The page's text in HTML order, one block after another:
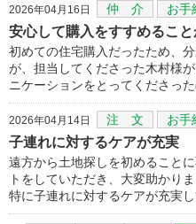
2026年04月16日 仲 介 お手
安心して購入をすすめるこ
初めての住宅購入だったため、
が、担当してくださった木村様
ニケーションをとってくださっ
2026年04月14日 注 文 お手
子連れに対するケアが充実
遠方から土地探しを初めること
トをしていただき、大変助かりま
特に子連れに対するケアが充実